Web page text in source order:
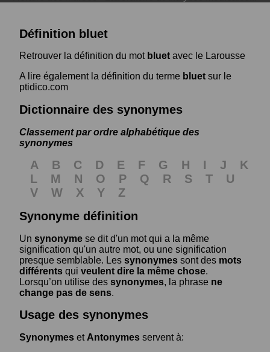
Définition bluet
Retrouver la définition du mot bluet avec le Larousse
A lire également la définition du terme bluet sur le
ptidico.com
Dictionnaire des synonymes
Classement par ordre alphabétique des
synonymes
A B C D E F G H I J
K
L
M N O P Q R S T
U
V
W X Y
Z
Synonyme définition
Un synonyme se dit d'un mot qui a la même
signification qu'un autre mot, ou une signification
presque semblable. Les synonymes sont des mots
différents qui veulent dire la même chose.
Lorsqu’on utilise des synonymes, la phrase ne
change pas de sens.
Usage des synonymes
Synonymes et Antonymes servent à: